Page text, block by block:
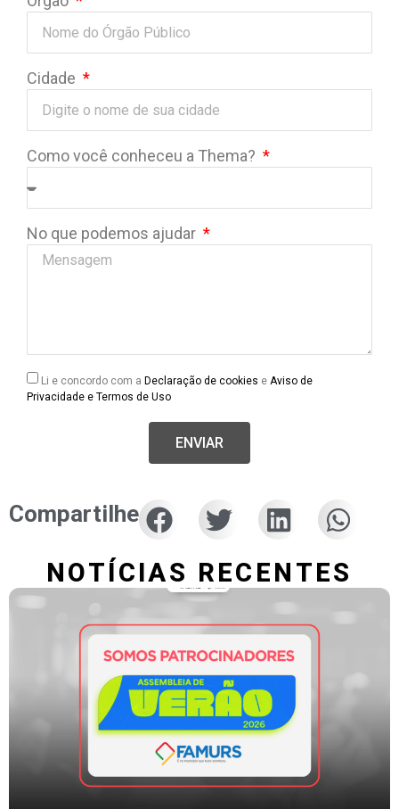
Cidade
Como você conheceu a Thema?
No que podemos ajudar
Li e concordo com a Declaração de cookies e Aviso de
Privacidade e Termos de Uso
ENVIAR
Compartilhe
NOTÍCIAS RECENTES